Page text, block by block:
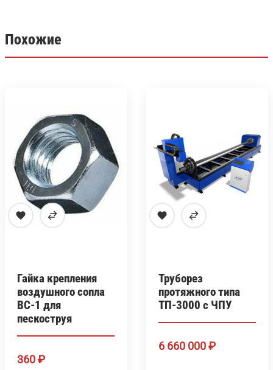
Похожие
Гайка крепления
воздушного сопла
ВС-1 для
пескоструя
360₽
Труборез
протяжного типа
ТП-3000 с ЧПУ
6 660 000₽